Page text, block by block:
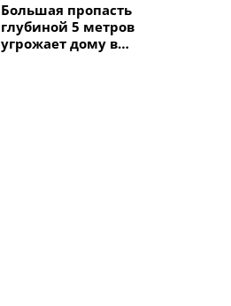
Большая пропасть
глубиной 5 метров
угрожает дому в